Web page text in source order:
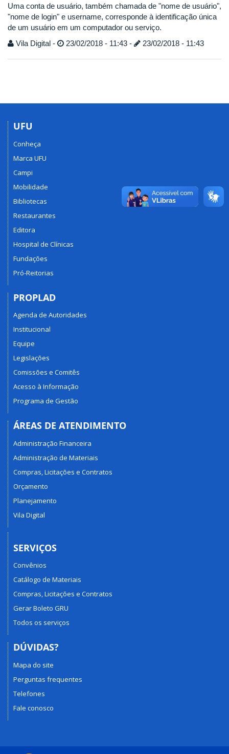
Uma conta de usuário, também chamada de "nome de usuário",
"nome de login" e username, corresponde à identificação única
de um usuário em um computador ou serviço.
Vila Digital -
23/02/2018 - 11:43 - 23/02/2018 - 11:43
UFU
Conheça
Marca UFU
Campi
Mobilidade
Bibliotecas
Restaurantes
Editora
Hospital de Clínicas
Fundações
Pró-Reitorias
PROPLAD
Agenda de Autoridades
Institucional
Equipe
Legislações
Comissões e Comitês
Acesso à Informação
Programa de Gestão
ÁREAS DE ATENDIMENTO
Administração Financeira
Administração de Materiais
Compras, Licitações e Contratos
Orçamento
Planejamento
Vila Digital
SERVIÇOS
Convênios
Catálogo de Materiais
Compras, Licitações e Contratos
Gerar Boleto GRU
Todos os serviços
DÚVIDAS?
Mapa do site
Perguntas frequentes
Telefones
Fale conosco